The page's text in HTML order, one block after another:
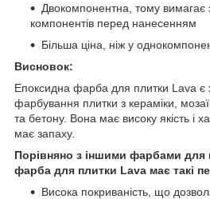
Двокомпонентна, тому вимагає
компонентів перед нанесенням
Більша ціна, ніж у
Висновок:
Епоксидна фарба для плитки Lava
фарбування плитки з кераміки,
та бетону. Вона має високу якість і
має запаху.
Порівняно з іншими фарбами для
фарба для плитки Lava має такі
Висока покриваність, що